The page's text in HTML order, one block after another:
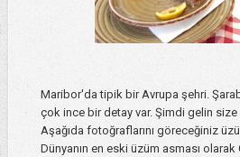
Maribor'da tipik bir Avrupa şehri.
çok ince bir detay var. Şimdi gelin size
Aşağıda fotoğraflarını göreceğiniz
Dünyanın en eski üzüm asması